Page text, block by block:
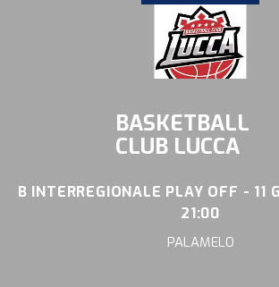
BASKETBALL
CLUB LUCCA
B INTERREGIONALE PLAY OFF - 11
21:00
PALAMELO